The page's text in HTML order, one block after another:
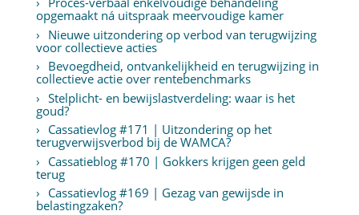
opgemaakt ná uitspraak meervoudige kamer
Nieuwe uitzondering op verbod van terugwijzing
voor collectieve acties
Bevoegdheid, ontvankelijkheid en terugwijzing in
collectieve actie over rentebenchmarks
Stelplicht- en bewijslastverdeling: waar is het
goud?
Cassatievlog #171 | Uitzondering op het
terugverwijsverbod bij de WAMCA?
Cassatieblog #170 | Gokkers krijgen geen geld
terug
Cassatievlog #169 | Gezag van gewijsde in
belastingzaken?